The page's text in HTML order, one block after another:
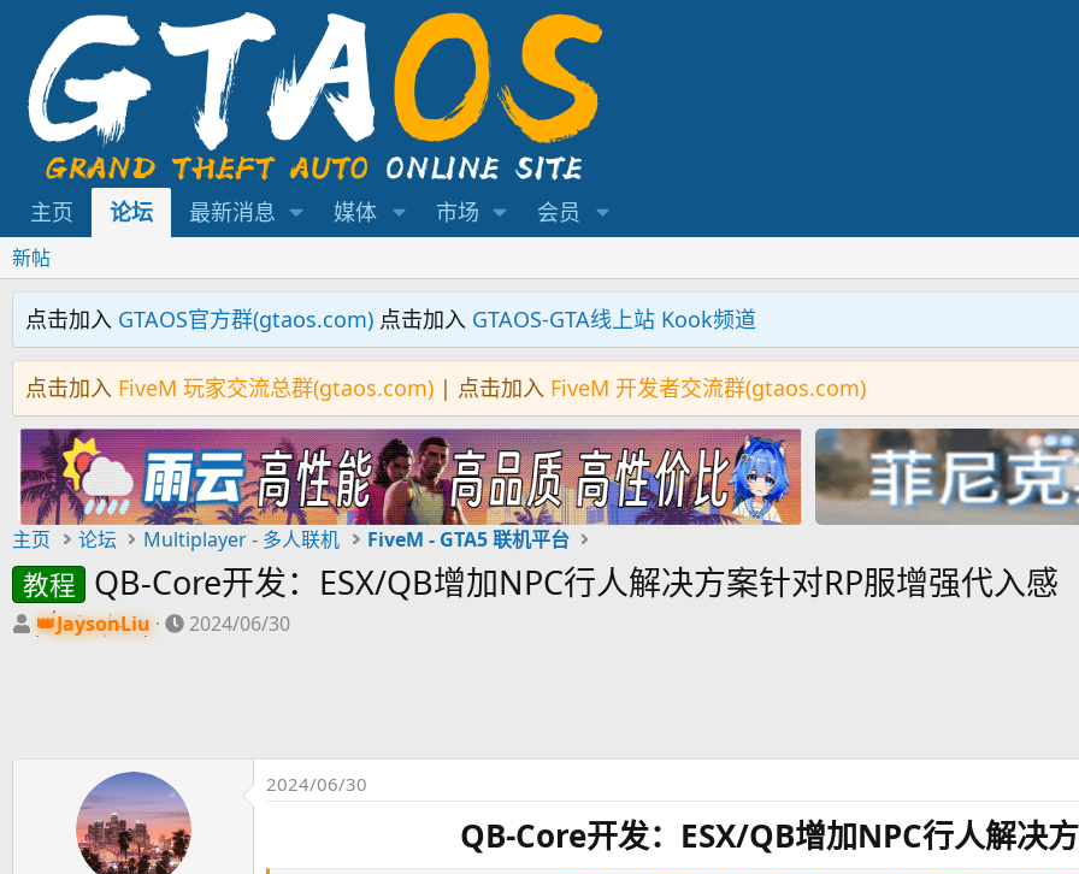
主页 论坛 最新消息 媒体 市场 会员
新帖
点击加入 GTAOS官方群(gtaos.com) 点击加入 GTAOS-GTA线上站 Kook频道
点击加入 FiveM 玩家交流总群(gtaos.com) | 点击加入 FiveM 开发者交流群(gtaos.com)
主页 论坛 Multiplayer - 多人联机 FiveM - GTA5 联机平台
教程 QB-Core开发：ESX/QB增加NPC行人解决方案针对RP服增强代入感
主JaysonLiu
开
2024/06/30
2024/06/30
QB-Core开发：ESX/QB增加NPC行人解决